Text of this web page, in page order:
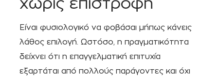
Είναι φυσιολογικό να φοβάσαι μήπως κάνεις
λάθος επιλογή. Ωστόσο, η πραγματικότητα
δείχνει ότι η επαγγελματική επιτυχία
εξαρτάται από πολλούς παράγοντες και όχι